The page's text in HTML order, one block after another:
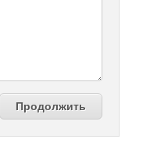
Продолжить